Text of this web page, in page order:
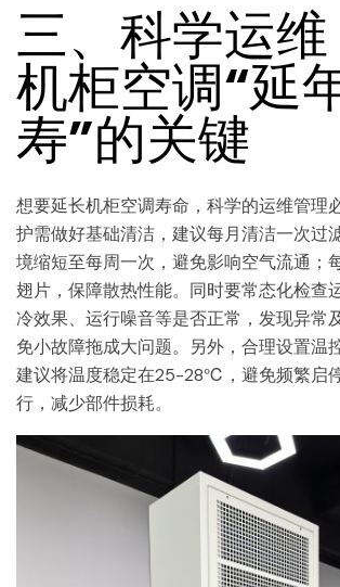
三、科学运
机柜空调“延
寿”的关键
想要延长机柜空调寿命，科学的运维管理
护需做好基础清洁，建议每月清洁一次过
境缩短至每周一次，避免影响空气流通；
翅片，保障散热性能。同时要常态化检查
冷效果、运行噪音等是否正常，发现异常
免小故障拖成大问题。另外，合理设置温
建议将温度稳定在25-28℃，避免频繁启
行，减少部件损耗。